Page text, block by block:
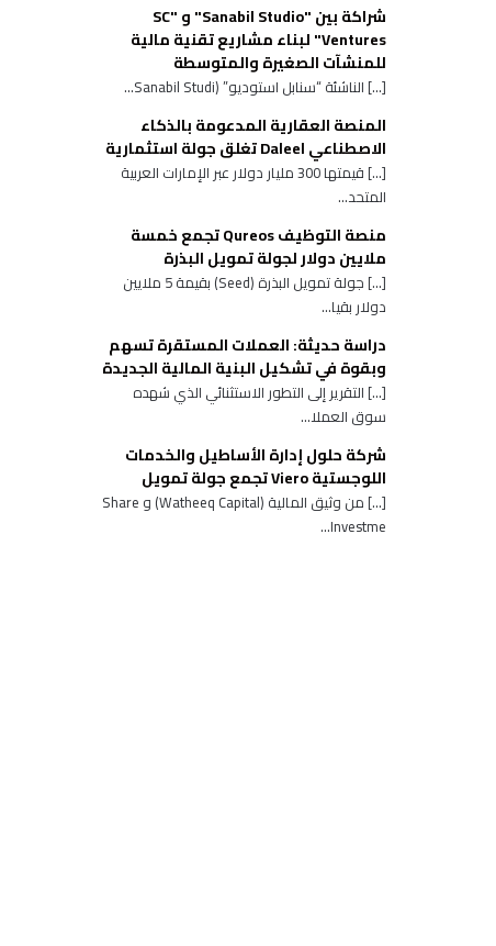
شراكة بين "Sanabil Studio" و "SC
Ventures" لبناء مشاريع تقنية مالية
للمنشآت الصغيرة والمتوسطة
[…] الناشئة “سنابل استوديو” (Sanabil Studi...
المنصة العقارية المدعومة بالذكاء
الاصطناعي Daleel تغلق جولة استثمارية
[…] قيمتها 300 مليار دولار عبر الإمارات العربية
المتحد...
منصة التوظيف Qureos تجمع خمسة
ملايين دولار لجولة تمويل البذرة
[…] جولة تمويل البذرة (Seed) بقيمة 5 ملايين
دولار بقيا...
دراسة حديثة: العملات المستقرة تسهم
وبقوة في تشكيل البنية المالية الجديدة
[…] التقرير إلى التطور الاستثنائي الذي شهده
سوق العملا...
شركة حلول إدارة الأساطيل والخدمات
اللوجستية Viero تجمع جولة تمويل
[…] من وثيق المالية (Watheeq Capital) و Share
Investme...